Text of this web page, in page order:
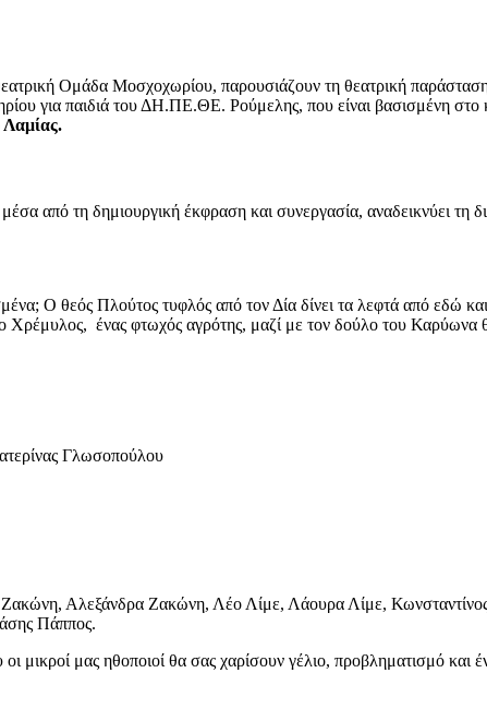
Ομάδα Μοσχοχωρίου, παρουσιάζoυν τη θεατρική
για παιδιά του ΔΗ.ΠΕ.ΘΕ. Ρούμελης, που είναι βασισμένη στο
από τη δημιουργική έκφραση και συνεργασία, αναδεικνύει τη
Ο θεός Πλούτος τυφλός από τον Δία δίνει τα λεφτά από εδώ
ένας φτωχός αγρότης, μαζί με τον δούλο του Καρύωνα
Γλωσοπούλου
Αλεξάνδρα Ζακώνη, Λέο Λίμε, Λάουρα Λίμε,
Πάππος.
μικροί μας ηθοποιοί θα σας χαρίσουν γέλιο, προβληματισμό